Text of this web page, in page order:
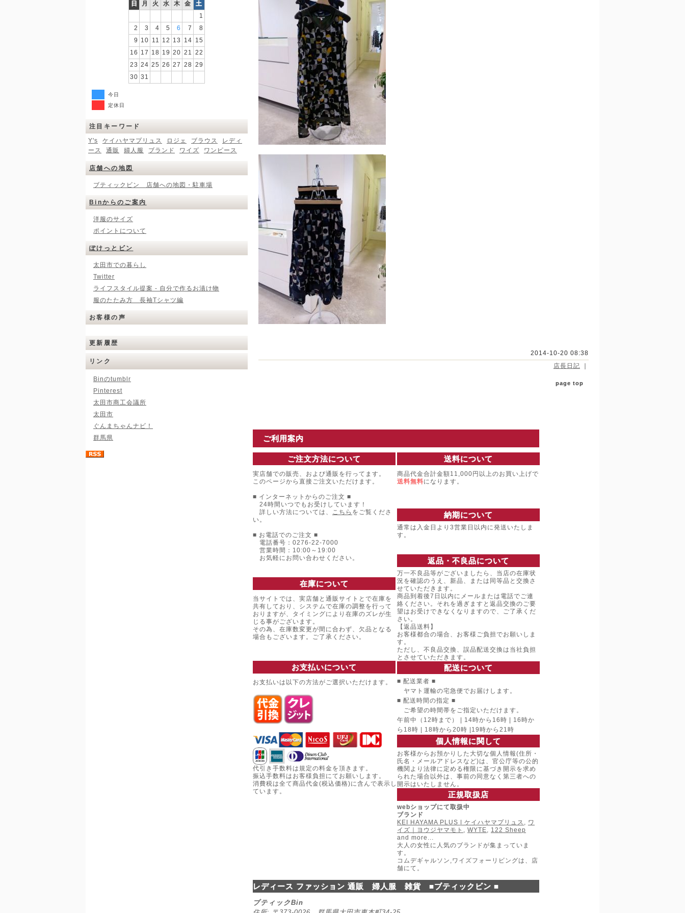
日 月 火 水 木 金
土
1
2
3 4 5 6 7
8
9 10 11 12 13 14 15
16 17 18 19 20 21 22
23 24 25 26 27 28 29
30 31
今日
定休日
注目キーワード
Y's
ケイハヤマプリュス ロジェ ブラウス
レディ
ース
通販 婦人服 ブランド ワイズ ワンピース
店舗への地図
ブティックビン 店舗への地図・駐車場
Binからのご案内
洋服のサイズ
ポイントについて
ぽけっとビン
太田市での暮らし
Twitter
ライフスタイル提案 - 自分で作るお漬け物
服のたたみ方 長袖Tシャツ編
お客様の声
更新履歴
リンク
Binのtumblr
Pinterest
太田市商工会議所
太田市
ぐんまちゃんナビ！
群馬県
2014-10-20 08:38
店長日記
page top
ご利用案内
ご注文方法について
実店舗での販売、および通販を行ってます。
このページから直接ご注文いただけます。
■ インターネットからのご注文 ■
24時間いつでもお受けしています！
詳しい方法については、 こちら をご覧くださ
い。
■ お電話でのご注文 ■
電話番号：0276-22-7000
営業時間：10:00～19:00
お気軽にお問い合わせください。
在庫について
当サイトでは、実店舗と通販サイトとで在庫を
共有しており、システムで在庫の調整を行って
おりますが、タイミングにより在庫のズレが生
じる事がございます。
その為、在庫数変更が間に合わず、欠品となる
場合もございます。ご了承ください。
お支払いについて
お支払いは以下の方法がご選択いただけます。
代引き手数料は規定の料金を頂きます。
振込手数料はお客様負担にてお願いします。
消費税は全て商品代金(税込価格)に含んで表示し
ています。
送料について
商品代金合計金額11,000円以上のお買い上げで
送料無料になります。
納期について
通常は入金日より3営業日以内に発送いたしま
す。
返品・不良品について
万一不良品等がございましたら、当店の在庫状
況を確認のうえ、新品、または同等品と交換さ
せていただきます。
商品到着後7日以内にメールまたは電話でご連
絡ください。それを過ぎますと返品交換のご要
望はお受けできなくなりますので、ご了承くだ
さい。
【返品送料】
お客様都合の場合、お客様ご負担でお願いしま
す。
ただし、不良品交換、誤品配送交換は当社負担
とさせていただきます。
配送について
■ 配送業者 ■
ヤマト運輸の宅急便でお届けします。
■ 配送時間の指定 ■
ご希望の時間帯をご指定いただけます。
午前中（12時まで） | 14時から16時 | 16時か
ら18時 | 18時から20時 |19時から21時
個人情報に関して
お客様からお預かりした大切な個人情報(住所・
氏名・メールアドレスなど)は、官公庁等の公的
機関より法律に定める権限に基づき開示を求め
られた場合以外は、事前の同意なく第三者への
開示はいたしません。
正規取扱店
webショップにて取扱中
ブランド
KEI HAYAMA PLUS | ケイハヤマプリュス , ワ
イズ｜ヨウジヤマモト , WYTE, 122 Sheep
and more...
大人の女性に人気のブランドが集まっていま
す。
コムデギャルソン,ワイズフォーリビングは、店
舗にて。
レディース ファッション 通販 婦人服 雑貨 ■ブティックビン ■
ブティックBin